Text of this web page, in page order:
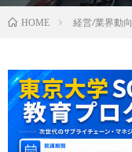
HOME 経営/業界動向